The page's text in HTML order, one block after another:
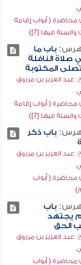
( أبواب إقامة
والسنة فيها [7])
باب ما
صلاة النافلة
المكتوبة
عبد العزيز بن مرزوق
( أبواب إقامة
والسنة فيها [7])
باب ذكر
عبد العزيز بن مرزوق
( أبواب
باب
يجتهد
الحق
عبد العزيز بن مرزوق
( أبواب